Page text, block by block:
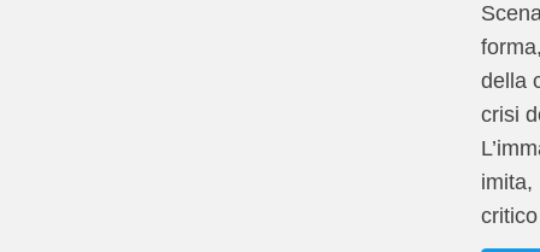
della
crisi
imita,